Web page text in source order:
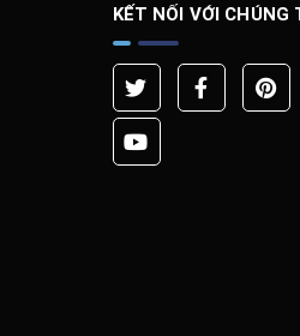
KẾT NỐI VỚI CHÚNG